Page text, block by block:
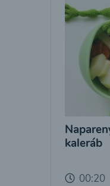
kaleráb
00:20